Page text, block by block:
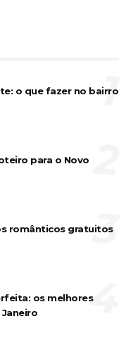
o que fazer no bairro
1
para o Novo
românticos gratuitos
3
os melhores
4